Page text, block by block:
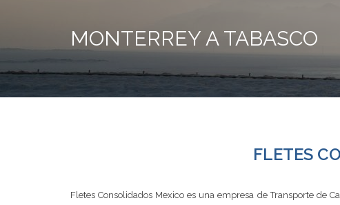
MONTERREY A TABASCO
FLETES
Fletes Consolidados Mexico es una empresa de Transporte de